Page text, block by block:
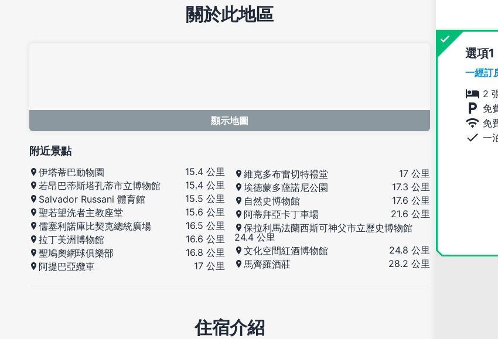
選項
一經訂
2
免
免
一
關於此地區
顯示地圖
附近景點
伊塔蒂巴動物園
15.4 公里
若昂巴蒂斯塔孔蒂市立博物館
15.4 公里
Salvador Russani 體育館
15.5 公里
聖若望洗者主教座堂
15.6 公里
儒塞利諾庫比契克總統廣場
16.5 公里
拉丁美洲博物館
16.6 公里
聖鳩奧網球俱樂部
16.8 公里
阿提巴亞纜車
17 公里
維克多布雷切特禮堂
17 公里
埃德蒙多薩諾尼公園
17.3 公里
自然史博物館
17.6 公里
阿蒂拜亞卡丁車場
21.6 公里
保拉利馬法蘭西斯可神父市立歷史博物館
24.4 公里
文化空間紅酒博物館
24.8 公里
馬齊羅酒莊
28.2 公里
住宿介紹